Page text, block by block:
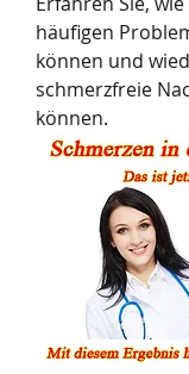
häufigen
können und
schmerzfreie
können.